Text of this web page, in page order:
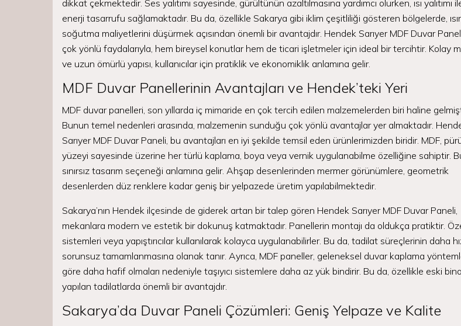
dikkat çekmektedir. Ses yalıtımı sayesinde, gürültünün azaltılmasına yardımcı olurken, ısı yalıtımı
enerji tasarrufu sağlamaktadır. Bu da, özellikle Sakarya gibi iklim çeşitliliği gösteren bölgelerde,
soğutma maliyetlerini düşürmek açısından önemli bir avantajdır. Hendek Sarıyer MDF Duvar
çok yönlü faydalarıyla, hem bireysel konutlar hem de ticari işletmeler için ideal bir tercihtir. Kolay
ve uzun ömürlü yapısı, kullanıcılar için pratiklik ve ekonomiklik anlamına gelir.
MDF Duvar Panellerinin Avantajları ve Hendek’teki Yeri
MDF duvar panelleri, son yıllarda iç mimaride en çok tercih edilen malzemelerden biri haline
Bunun temel nedenleri arasında, malzemenin sunduğu çok yönlü avantajlar yer almaktadır.
Sarıyer MDF Duvar Paneli, bu avantajları en iyi şekilde temsil eden ürünlerimizden biridir. MDF,
yüzeyi sayesinde üzerine her türlü kaplama, boya veya vernik uygulanabilme özelliğine sahiptir.
sınırsız tasarım seçeneği anlamına gelir. Ahşap desenlerinden mermer görünümlere, geometrik
desenlerden düz renklere kadar geniş bir yelpazede üretim yapılabilmektedir.
Sakarya’nın Hendek ilçesinde de giderek artan bir talep gören Hendek Sarıyer MDF Duvar Paneli,
mekanlara modern ve estetik bir dokunuş katmaktadır. Panellerin montajı da oldukça pratiktir.
sistemleri veya yapıştırıcılar kullanılarak kolayca uygulanabilirler. Bu da, tadilat süreçlerinin daha
sorunsuz tamamlanmasına olanak tanır. Ayrıca, MDF paneller, geleneksel duvar kaplama
göre daha hafif olmaları nedeniyle taşıyıcı sistemlere daha az yük bindirir. Bu da, özellikle eski
yapılan tadilatlarda önemli bir avantajdır.
Sakarya’da Duvar Paneli Çözümleri: Geniş Yelpaze ve Kalite